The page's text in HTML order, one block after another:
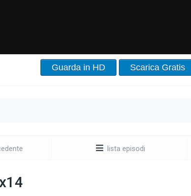
Guarda in HD Scarica Gratis
lista episodi